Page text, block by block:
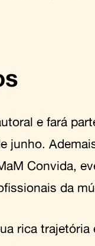
e fará
junho.
Convida,
da
rica trajetória